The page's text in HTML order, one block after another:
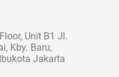
Unit B1 Jl.
Kby. Baru,
Jakarta